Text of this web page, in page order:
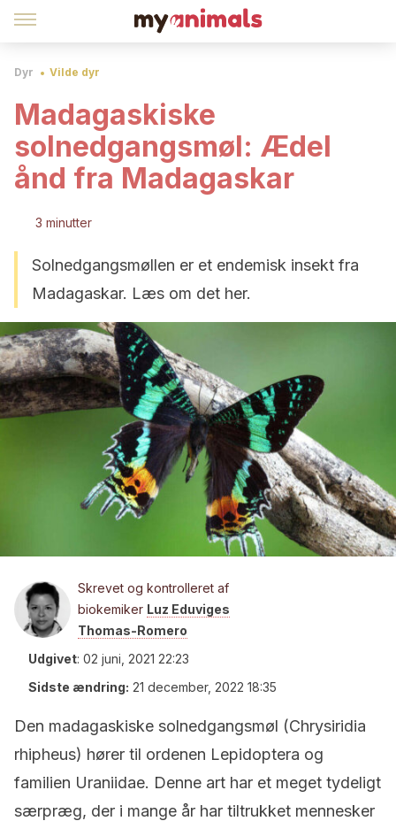
Dyr Vilde dyr
Madagaskiske
solnedgangsmøl: Ædel
ånd fra Madagaskar
3 minutter
Solnedgangsmøllen er et endemisk insekt fra
Madagaskar. Læs om det her.
Skrevet og kontrolleret af
biokemiker Luz Eduviges
Thomas-Romero
Udgivet: 02 juni, 2021 22:23
Sidste ændring: 21 december, 2022 18:35
Den madagaskiske solnedgangsmøl (Chrysiridia
rhipheus) hører til ordenen Lepidoptera og
familien Uraniidae. Denne art har et meget tydeligt
særpræg, der i mange år har tiltrukket mennesker